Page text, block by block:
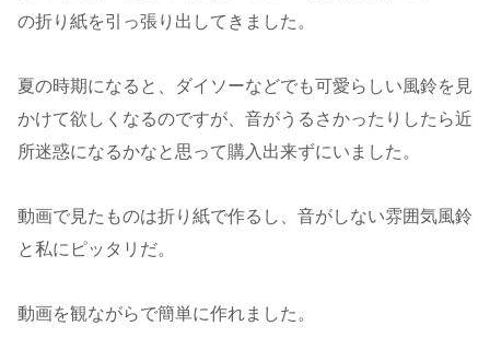
の折り紙を引っ張り出してきました。
夏の時期になると、ダイソーなどでも可愛らしい風鈴を見
かけて欲しくなるのですが、音がうるさかったりしたら近
所迷惑になるかなと思って購入出来ずにいました。
動画で見たものは折り紙で作るし、音がしない雰囲気風鈴
と私にピッタリだ。
動画を観ながらで簡単に作れました。